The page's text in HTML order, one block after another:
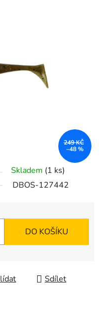
Skladem (1 ks)
DBOS-127442
DO KOŠÍKU
Sdílet
249 KČ
–48 %